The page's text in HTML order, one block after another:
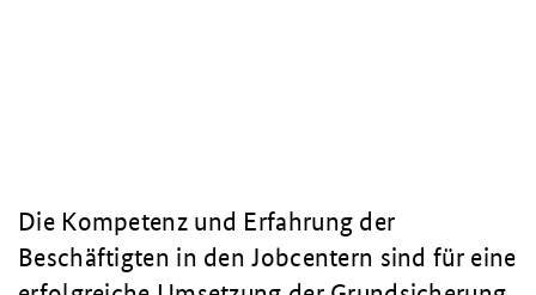
Die Kompetenz und Erfahrung der
Beschäftigten in den Jobcentern sind für eine